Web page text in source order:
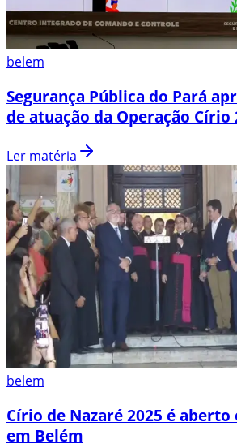
belem
Segurança Pública do Pará
de atuação da Operação Círio
Ler matéria
belem
Círio de Nazaré 2025 é
em Belém